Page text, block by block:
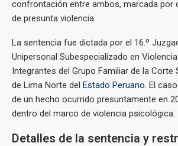
confrontación entre ambos, marcada por
de presunta violencia.
La sentencia fue dictada por el 16.º
Unipersonal Subespecializado en
Integrantes del Grupo Familiar de la Corte
de Lima Norte del Estado Peruano. El
de un hecho ocurrido presuntamente en
dentro del marco de violencia psicológica.
Detalles de la sentencia y